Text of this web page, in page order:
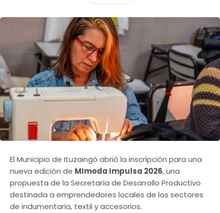
El Municipio de Ituzaingó abrió la inscripción para una
nueva edición de MImoda Impulsa 2026, una
propuesta de la Secretaría de Desarrollo Productivo
destinada a emprendedores locales de los sectores
de indumentaria, textil y accesorios.